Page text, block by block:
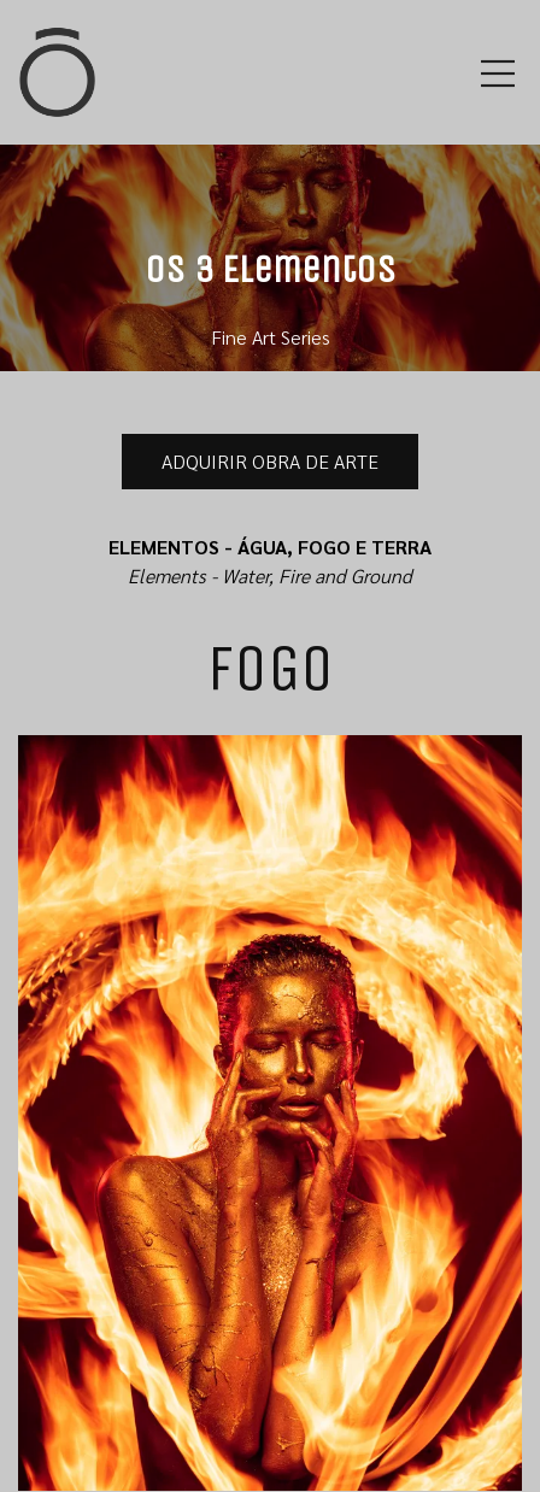
Os 3 Elementos
Fine Art Series
ADQUIRIR OBRA DE ARTE
ELEMENTOS - ÁGUA, FOGO E TERRA
Elements - Water, Fire and Ground
FOGO